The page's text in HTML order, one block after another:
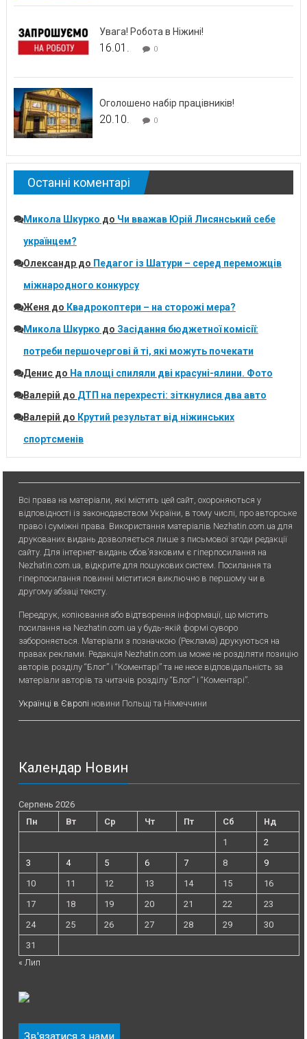
Увага! Робота в Ніжині!
16.01. 0
Оголошено набір працівників!
20.10. 0
Останні коментарі
Микола Шкурко до Чи вважав Юрій Лисянський себе
українцем?
Олександрдо Педагог із Шатури – серед переможців
міжнародного конкурсу
Женя до Квадрокоптери – на сторожі мера?
Микола Шкурко до Засідання бюджетної комісії:
потреби першочергові й ті, які можуть почекати
Денисдо На площі спиляли дві красуні-ялини. Фото
Валерій до ДТП на перехресті: зіткнулися два авто
Валерій до Крутий результат від ніжинських
спортсменів
Всі права на матеріали, які містить цей сайт, охороняються у
відповідності із законодавством України, в тому числі, про авторське
право і суміжні права. Використання матерiалiв Nezhatin.com.ua для
друкованих видань дозволяється лише з письмової згоди редакції
сайту. Для iнтернет-видань обов’язковим є гiперпосилання на
Nezhatin.com.ua, відкрите для пошукових систем. Посилання та
гіперпосилання повинні міститися виключно в першому чи в
другому абзаці тексту.
Передрук, копiювання або вiдтворення iнформацiї, що мiстить
посилання на Nezhatin.com.ua у будь-якiй формi суворо
забороняється. Матеріали з позначкою (Реклама) друкуються на
правах реклами. Редакція Nezhatin.com.ua може не розділяти позицію
авторів розділу “Блог” і “Коментарі” та не несе відповідальність за
матеріали авторів та читачів розділу “Блог” і “Коментарі”.
Українці в Європі новини Польщі та Німеччини
Календар Новин
Серпень 2026
Пн
Вт Ср Чт Пт Сб
Нд
1
2
3
4 5 6 7 8
9
10
11 12 13 14 15
16
17
18 19 20 21 22
23
24
25 26 27 28 29
30
31
« Лип